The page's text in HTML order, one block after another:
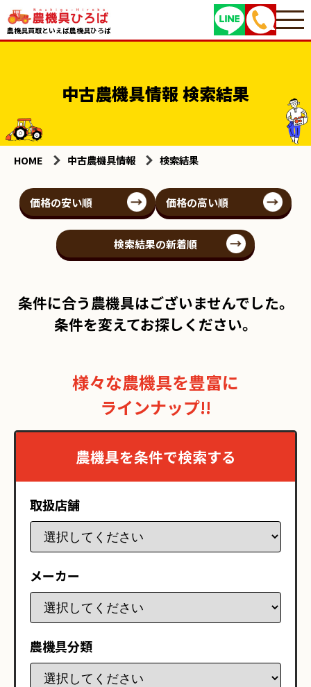
農機具買取といえば農機具ひろば
中古農機具情報 検索結果
HOME 中古農機具情報 検索結果
価格の安い順 価格の高い順
検索結果の新着順
条件に合う農機具はございませんでした。
条件を変えてお探しください。
様々な農機具を豊富に
ラインナップ!!
農機具を条件で検索する
取扱店舗
メーカー
農機具分類